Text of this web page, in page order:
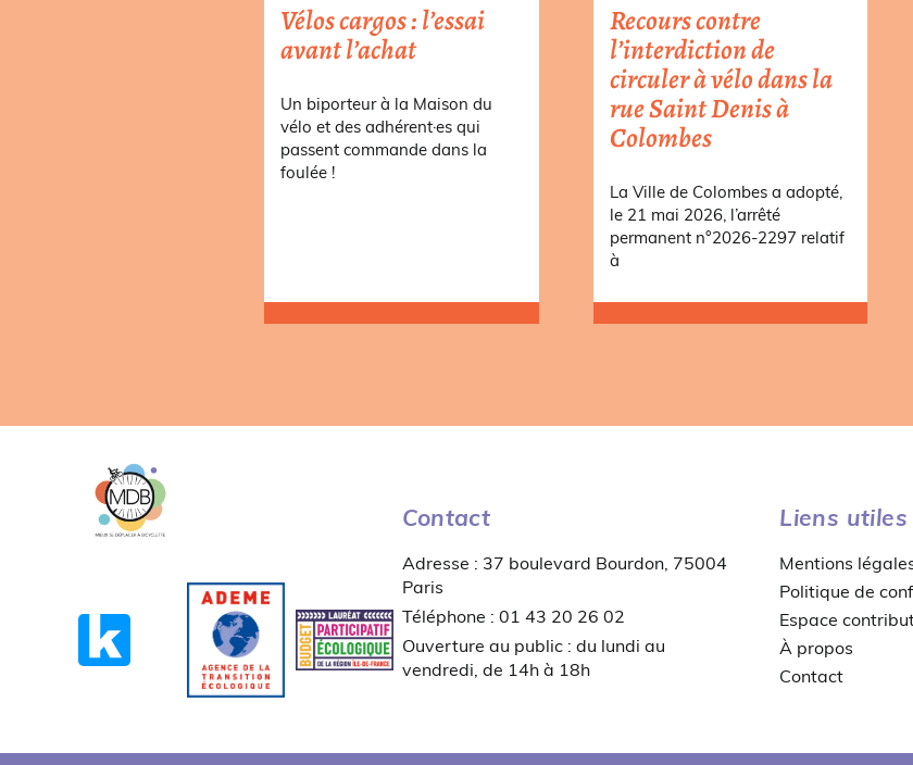
Vélos cargos : l’essai
avant l’achat
Un biporteur à la Maison du
vélo et des adhérent·es qui
passent commande dans la
foulée !
Recours contre
l’interdiction de
circuler à vélo dans la
rue Saint Denis à
Colombes
La Ville de Colombes a adopté,
le 21 mai 2026, l’arrêté
permanent n°2026-2297 relatif
à
Contact
Adresse : 37 boulevard Bourdon, 75004
Paris
Téléphone : 01 43 20 26 02
Ouverture au public : du lundi au
vendredi, de 14h à 18h
Liens utiles
Mentions
Politique de
Espace
À propos
Contact